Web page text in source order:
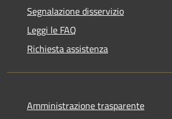
Segnalazione disservizio
Leggi le FAQ
Richiesta assistenza
Amministrazione trasparente